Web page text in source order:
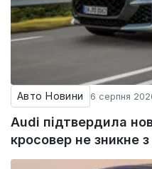
Авто Новини 6 серпня
Audi підтвердила
кросовер не зникне